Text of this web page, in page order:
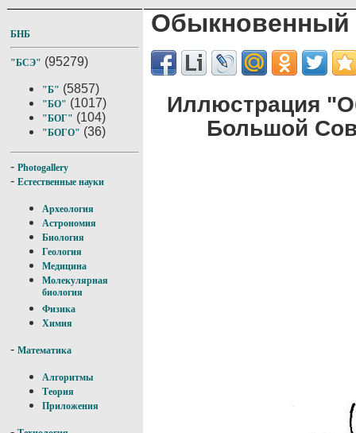
БНБ
"БСЭ" (95279)
"Б" (5857)
"БО" (1017)
"БОГ" (104)
"БОГО" (36)
- Photogallery
- Естественные науки
Археология
Астрономия
Биология
Геология
Медицина
Молекулярная
биология
Физика
Химия
- Математика
Алгоритмы
Теория
Приложения
Обыкновенный
Иллюстрация
Большой